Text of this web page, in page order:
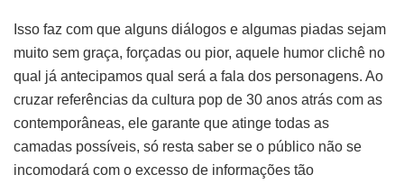
Isso faz com que alguns diálogos e algumas piadas sejam
muito sem graça, forçadas ou pior, aquele humor clichê no
qual já antecipamos qual será a fala dos personagens. Ao
cruzar referências da cultura pop de 30 anos atrás com as
contemporâneas, ele garante que atinge todas as
camadas possíveis, só resta saber se o público não se
incomodará com o excesso de informações tão